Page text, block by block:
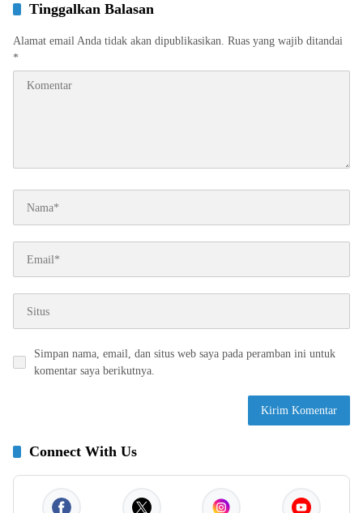
Tinggalkan Balasan
Alamat email Anda tidak akan dipublikasikan. Ruas yang wajib ditandai
*
Simpan nama, email, dan situs web saya pada peramban ini untuk
komentar saya berikutnya.
Connect With Us